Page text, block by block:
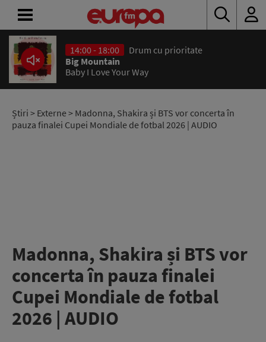
14:00 - 18:00
Drum cu prioritate
Big Mountain
Baby I Love Your Way
Știri > Externe> Madonna, Shakira și BTS vor concerta în
pauza finalei Cupei Mondiale de fotbal 2026 | AUDIO
Madonna, Shakira și BTS vor
concerta în pauza finalei
Cupei Mondiale de fotbal
2026 | AUDIO
ACASĂ
ȘTIRI
RADIO